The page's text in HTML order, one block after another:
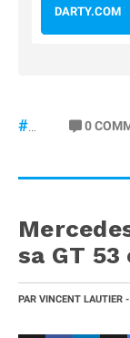
DARTY.COM
0
sa GT
PAR VINCENT LAUTIER